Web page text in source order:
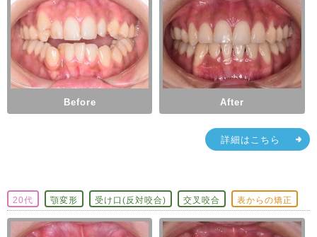
Before After
詳細はこちら
20代 顎変形 受け口(反対咬合) 交叉咬合 表からの矯正